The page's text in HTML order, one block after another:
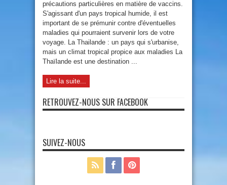
précautions particulières en matière de vaccins.
S'agissant d'un pays tropical humide, il est
important de se prémunir contre d'éventuelles
maladies qui pourraient survenir lors de votre
voyage. La Thailande : un pays qui s'urbanise,
mais un climat tropical propice aux maladies La
Thaïlande est une destination ...
Lire la suite...
RETROUVEZ-NOUS SUR FACEBOOK
SUIVEZ-NOUS